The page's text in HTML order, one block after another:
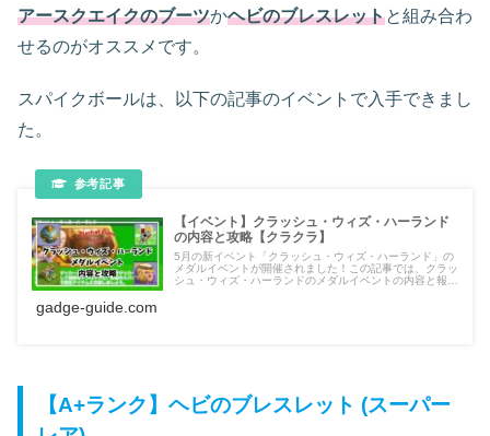
アースクエイクのブーツかヘビのブレスレットと組み合わ
せるのがオススメです。
スパイクボールは、以下の記事のイベントで入手できまし
た。
【イベント】クラッシュ・ウィズ・ハーランド
の内容と攻略【クラクラ】
5月の新イベント「クラッシュ・ウィズ・ハーランド」の
メダルイベントが開催されました！この記事では、クラッ
シュ・ウィズ・ハーランドのメダルイベントの内容と報酬
gadge-guide.com
【A+ランク】ヘビのブレスレット (スーパー